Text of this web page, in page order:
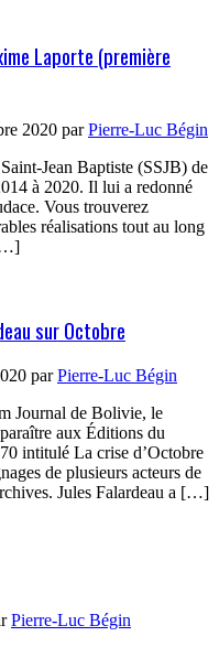
Laporte (première
2020 parPierre-Luc Bégin
Jean Baptiste (SSJB) de
à 2020. Il lui a redonné
Vous trouverez
réalisations tout au long
sur Octobre
parPierre-Luc Bégin
Journal de Bolivie, le
aux Éditions du
intitulé La crise d’Octobre
de plusieurs acteurs de
Jules Falardeau a […]
Pierre-Luc Bégin